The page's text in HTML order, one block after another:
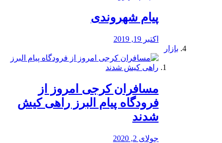
پیام شهروندی
اکتبر 19, 2019
بازار
مسافران کرجی امروز از
فرودگاه پیام البرز راهی کیش
شدند
جولای 2, 2020